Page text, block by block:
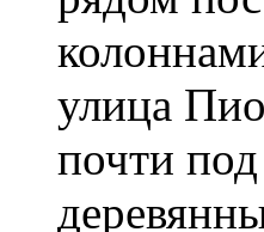
улица
почти